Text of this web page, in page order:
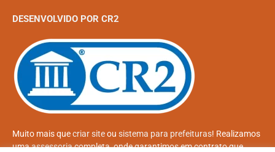
DESENVOLVIDO POR CR2
Muito mais quecriar siteou sistema para prefeituras! Realizamos
umaassessoriacompleta, onde garantimos em contrato que